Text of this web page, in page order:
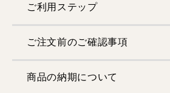
ご利用ステップ
ご注文前のご確認事項
商品の納期について